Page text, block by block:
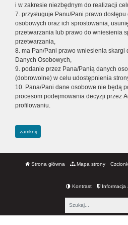
i w zakresie niezbędnym do realizacji
7. przysługuje Panu/Pani prawo
osobowych oraz ich sprostowania,
przetwarzania lub prawo do wniesienia
przetwarzania,
8. ma Pan/Pani prawo wniesienia skargi
Danych Osobowych,
9. podanie przez Pana/Panią danych
(dobrowolne) w celu udostępnienia
10. Pana/Pani dane osobowe nie będą
procesom podejmowania decyzji przez
profilowaniu.
zamknij
Strona główna Mapa strony
Kontrast Informacja